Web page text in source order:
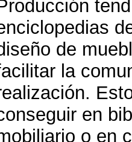
de
la
en
o en